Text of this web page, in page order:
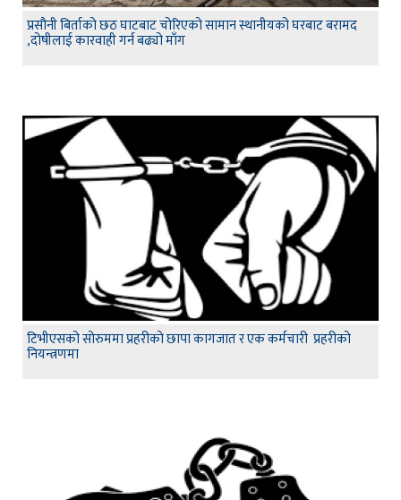
प्रसौनी बिर्ताको छठ घाटबाट चोरिएको सामान स्थानीयको घरबाट बरामद
,दोषीलाई कारवाही गर्न बढ्यो माँग
टिभीएसको सोरुममा प्रहरीको छापा कागजात र एक कर्मचारी प्रहरीको
नियन्त्रणमा